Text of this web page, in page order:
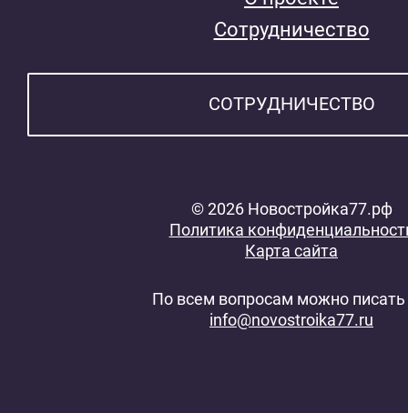
Сотрудничество
СОТРУДНИЧЕСТВО
© 2026 Новостройка77.рф
Политика
Карта сайта
По всем вопросам можно писать
info@novostroika77.ru